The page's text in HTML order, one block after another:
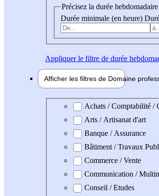
Précisez la durée hebdomadaire
Durée minimale (en heure)
Appliquerle filtre de durée
Afficher les filtres de Domaine pro
Domaine professionel
Achats / Comptabilité /
Arts / Artisanat d'art
Banque / Assurance
Bâtiment / Travaux
Commerce / Vente
Communication /
Conseil / Etudes